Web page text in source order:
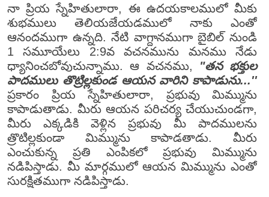
నా ప్రియ స్నేహితులారా, ఈ ఉదయకాలములో మీకు
శుభములు తెలియజేయడములో నాకు ఎంతో
ఆనందముగా ఉన్నది. నేటి వాగ్దానముగా బైబిల్ నుండి
1 సమూయేలు 2:9వ వచనమును మనము నేడు
ధ్యానించబోవుచున్నాము. ఆ వచనము,
"తన భక్తుల
పాదములు తొట్రిల్లకుండ ఆయన వారిని కాపాడును...''
ప్రకారం ప్రియ స్నేహితులారా, ప్రభువు మిమ్మును
కాపాడుతాడు. మీరు ఆయన పరిచర్య చేయుచుండగా,
మీరు ఎక్కడికి వెళ్లిన ప్రభువు మీ పాదములను
త్రొటిల్లకుండా మిమ్మును కాపాడతాడు. మీరు
ఎంచుకున్న ప్రతి ఎంపికలో ప్రభువు మిమ్మును
నడిపిస్తాడు. మీ మార్గములో ఆయన మిమ్మును ఎంతో
సురక్షితముగా నడిపిస్తాడు.